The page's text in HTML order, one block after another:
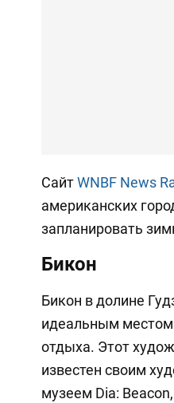
СайтWNBF News
американских
запланировать
Бикон
Бикон в долине
идеальным
отдыха. Этот
известен своим
музеем Dia: